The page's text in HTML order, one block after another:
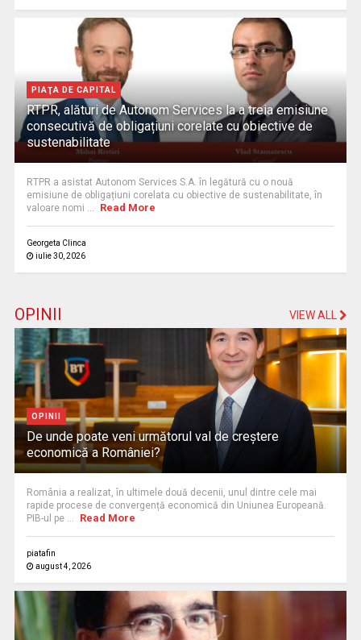
PIAŢA DE CAPITAL
RTPR, alături de Autonom Services la a treia emisiune
consecutivă de obligațiuni corelate cu obiective de
sustenabilitate
RTPR a asistat Autonom Services S.A. în legătură cu o nouă
emisiune de obligațiuni corelata cu obiective de sustenabilitate, în
valoare nomi ...
Read More
Georgeta Clinca
iulie 30, 2026
OPINII VIEW ALL
OPINII
De unde poate veni următorul val de creștere
economică a României?
România a realizat, în ultimele două decenii, unul dintre cele mai
rapide procese de convergență economică din Uniunea Europeană.
PIB-ul pe ...
Read More
piatafin
august 4, 2026